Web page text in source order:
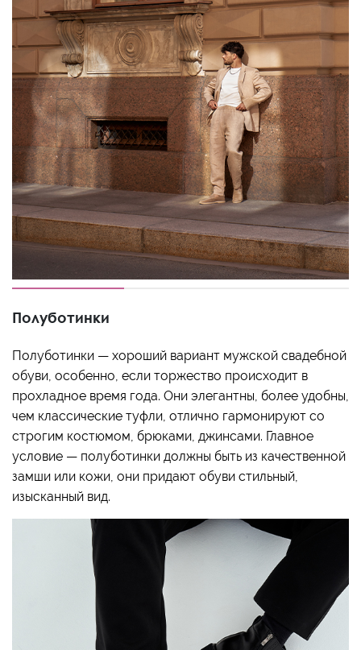
Полуботинки
Полуботинки — хороший вариант мужской свадебной
обуви, особенно, если торжество происходит в
прохладное время года. Они элегантны, более удобны,
чем классические туфли, отлично гармонируют со
строгим костюмом, брюками, джинсами. Главное
условие — полуботинки должны быть из качественной
замши или кожи, они придают обуви стильный,
изысканный вид.